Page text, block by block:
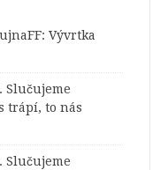
: Vývrtka
Slučujeme
trápí, to nás
Slučujeme